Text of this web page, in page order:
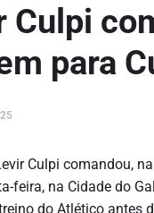
Culpi
para
Culpi comandou,
feira, na Cidade do
do Atlético antes